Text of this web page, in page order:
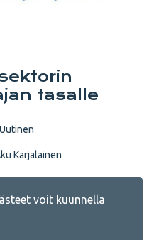
tasalle
Uutinen
Karjalainen
voit kuunnella